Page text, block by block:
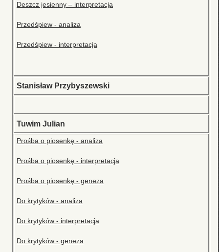
Deszcz jesienny – interpretacja
Przedśpiew - analiza
Przedśpiew - interpretacja
Stanisław Przybyszewski
Tuwim Julian
Prośba o piosenkę - analiza
Prośba o piosenkę - interpretacja
Prośba o piosenkę - geneza
Do krytyków - analiza
Do krytyków - interpretacja
Do krytyków - geneza